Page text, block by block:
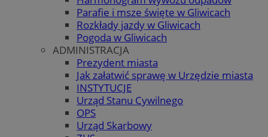
Parafie i msze święte w Gliwicach
Rozkłady jazdy w Gliwicach
Pogoda w Gliwicach
ADMINISTRACJA
Prezydent miasta
Jak załatwić sprawę w Urzędzie miasta
INSTYTUCJE
Urząd Stanu Cywilnego
OPS
Urząd Skarbowy